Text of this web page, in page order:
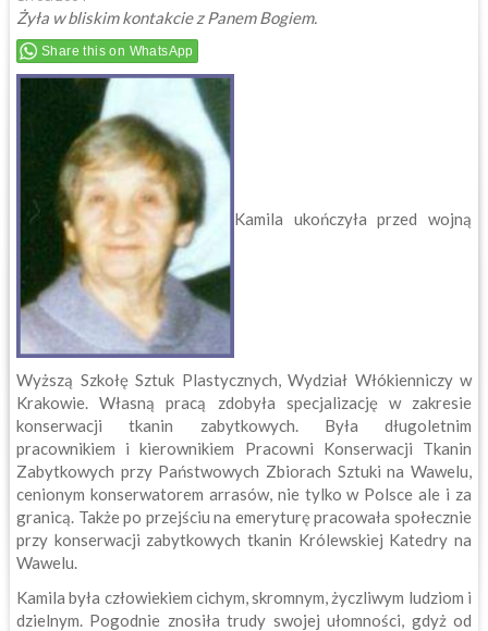
Żyła w bliskim kontakcie z Panem Bogiem.
Share this on WhatsApp
Kamila ukończyła przed wojną
Wyższą Szkołę Sztuk Plastycznych, Wydział Włókienniczy w
Krakowie. Własną pracą zdobyła specjalizację w zakresie
konserwacji tkanin zabytkowych. Była długoletnim
pracownikiem i kierownikiem Pracowni Konserwacji Tkanin
Zabytkowych przy Państwowych Zbiorach Sztuki na Wawelu,
cenionym konserwatorem arrasów, nie tylko w Polsce ale i za
granicą. Także po przejściu na emeryturę pracowała społecznie
przy konserwacji zabytkowych tkanin Królewskiej Katedry na
Wawelu.
Kamila była człowiekiem cichym, skromnym, życzliwym ludziom i
dzielnym. Pogodnie znosiła trudy swojej ułomności, gdyż od